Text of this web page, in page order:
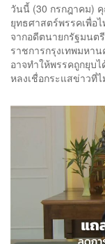
วันนี้ (30 กรกฎาคม)
ยุทธศาสตร์พรรคเพื่อ
จากอดีตนายกรัฐมนต
ราชการกรุงเทพมหา
อาจทำให้พรรคถูกยุบ
หลงเชื่อกระแสข่าวที่